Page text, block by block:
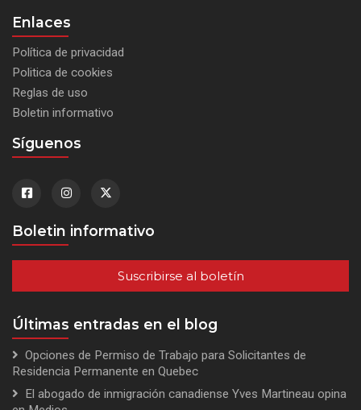
Enlaces
Política de privacidad
Politica de cookies
Reglas de uso
Boletin informativo
Síguenos
Boletin informativo
Suscribirse al boletín
Últimas entradas en el blog
Opciones de Permiso de Trabajo para Solicitantes de
Residencia Permanente en Quebec
El abogado de inmigración canadiense Yves Martineau opina